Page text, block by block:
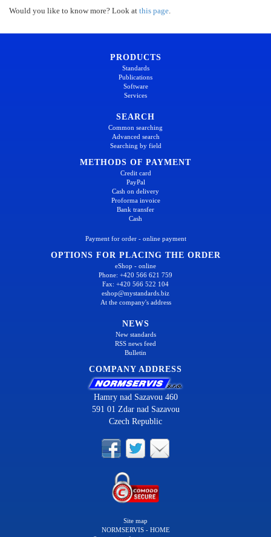
Would you like to know more? Look at this page.
PRODUCTS
Standards
Publications
Software
Services
SEARCH
Common searching
Advanced search
Searching by field
METHODS OF PAYMENT
Credit card
PayPal
Cash on delivery
Proforma invoice
Bank transfer
Cash
Payment for order - online payment
OPTIONS FOR PLACING THE ORDER
eShop - online
Phone: +420 566 621 759
Fax: +420 566 522 104
eshop@mystandards.biz
At the company's address
NEWS
New standards
RSS news feed
Bulletin
COMPANY ADDRESS
Hamry nad Sazavou 460
591 01 Zdar nad Sazavou
Czech Republic
Site map
NORMSERVIS - HOME